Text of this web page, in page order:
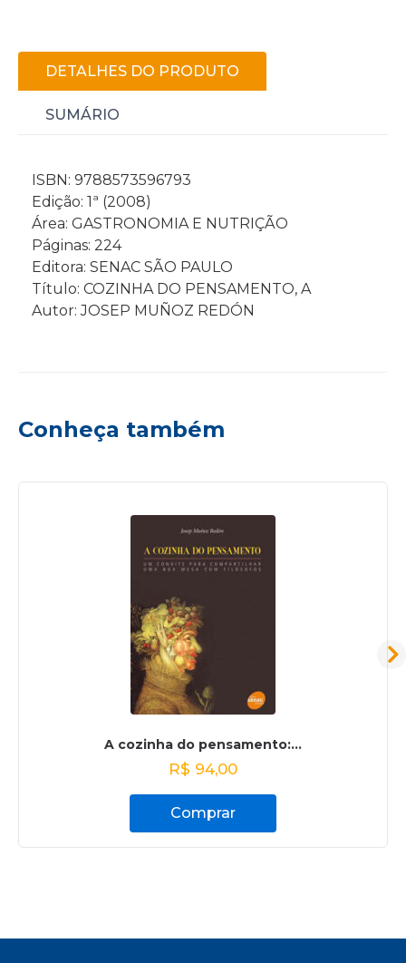
DETALHES DO PRODUTO
SUMÁRIO
ISBN: 9788573596793
Edição: 1ª (2008)
Área: GASTRONOMIA E NUTRIÇÃO
Páginas: 224
Editora: SENAC SÃO PAULO
Título: COZINHA DO PENSAMENTO, A
Autor: JOSEP MUÑOZ REDÓN
Conheça também
A cozinha do pensamento:...
R$ 94,00
Comprar